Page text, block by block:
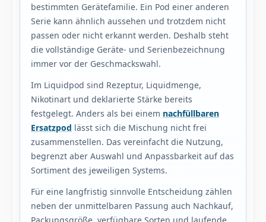
bestimmten Gerätefamilie. Ein Pod einer anderen
Serie kann ähnlich aussehen und trotzdem nicht
passen oder nicht erkannt werden. Deshalb steht
die vollständige Geräte- und Serienbezeichnung
immer vor der Geschmackswahl.
Im Liquidpod sind Rezeptur, Liquidmenge,
Nikotinart und deklarierte Stärke bereits
festgelegt. Anders als bei einem nachfüllbaren
Ersatzpod lässt sich die Mischung nicht frei
zusammenstellen. Das vereinfacht die Nutzung,
begrenzt aber Auswahl und Anpassbarkeit auf das
Sortiment des jeweiligen Systems.
Für eine langfristig sinnvolle Entscheidung zählen
neben der unmittelbaren Passung auch Nachkauf,